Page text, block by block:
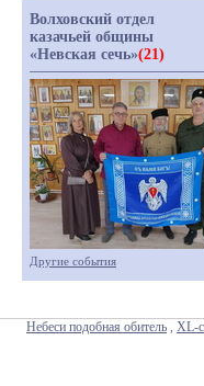
Волховский отдел
казачьей общины
«Невская сечь»(21)
Другие события
Небеси подобная обитель , XL-